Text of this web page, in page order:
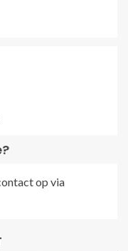
op via